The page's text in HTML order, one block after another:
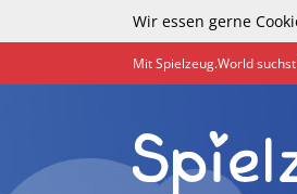
Wir essen gerne
Mit Spielzeug.World